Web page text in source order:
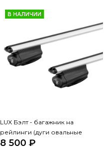
В НАЛИЧИИ
LUX Бэлт - багажник на
рейлинги (дуги овальные
серые, 1,2м)
8 500 ₽